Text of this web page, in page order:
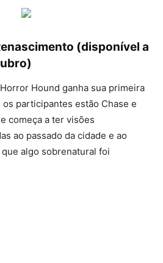
(disponível a
Hound ganha sua primeira
participantes estão Chase e
começa a ter visões
ao passado da cidade e ao
algo sobrenatural foi